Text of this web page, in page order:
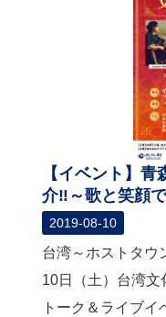
【イベント】
介‼～歌と笑顔
2019-08-10
台湾～ホストタウ
10日（土）台湾文
トーク＆ライブイ